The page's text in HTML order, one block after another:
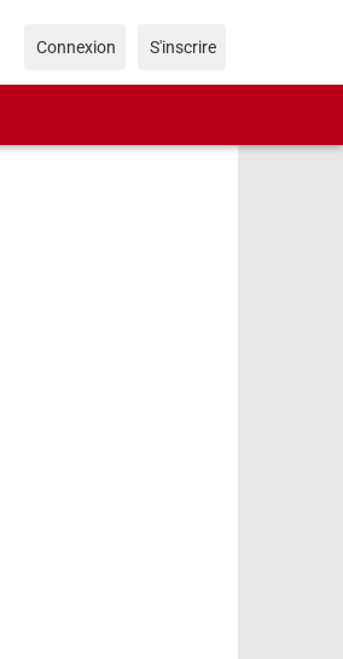
Connexion S'inscrire